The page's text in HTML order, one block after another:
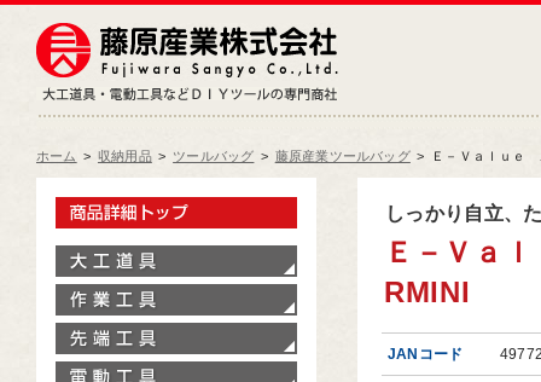
ホーム > 収納用品 > ツールバッグ > 藤原産業ツールバッグ > Ｅ－Ｖａｌｕｅ
しっかり自立、
Ｅ－Ｖａ
RMINI
JANコード
製品情報トップ